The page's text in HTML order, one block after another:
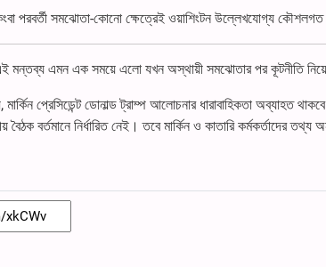
পরবর্তী সমঝোতা-কোনো ক্ষেত্রেই ওয়াশিংটন উল্লেখযোগ্য
এমন এক সময়ে এলো যখন অস্থায়ী সমঝোতার পর কূটনীতি নিয়ে
প্রেসিডেন্ট ডোনাল্ড ট্রাম্প আলোচনার ধারাবাহিকতা অব্যাহত
বৈঠক বর্তমানে নির্ধারিত নেই। তবে মার্কিন ও কাতারি কর্মকর্তাদের